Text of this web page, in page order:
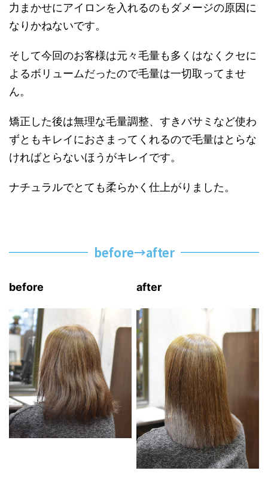
力まかせにアイロンを入れるのもダメージの原因に
なりかねないです。
そして今回のお客様は元々毛量も多くはなくクセに
よるボリュームだったので毛量は一切取ってませ
ん。
矯正した後は無理な毛量調整、すきバサミなど使わ
ずともキレイにおさまってくれるので毛量はとらな
ければとらないほうがキレイです。
ナチュラルでとても柔らかく仕上がりました。
before→after
before after